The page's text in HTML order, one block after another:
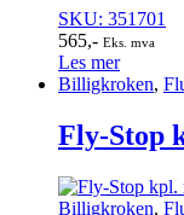
SKU: 351701
565,- Eks. mva
Les mer
Billigkroken,
Fly-Stop
Billigkroken,